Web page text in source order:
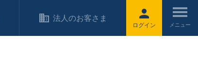
ログイン
法人のお客さま